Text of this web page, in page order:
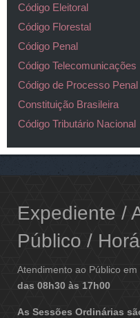
Código Eleitoral
Código Florestal
Código Penal
Código Telecomunicações
Código de Processo Penal
Constituição Brasileira
Código Tributário Nacional
Expediente /
Público /
Atendimento ao Público em
das 08h30 às 17h00
As Sessões Ordinárias